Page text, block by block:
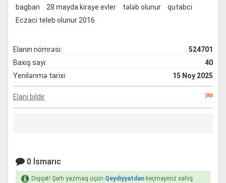
bagban
28 mayda kiraye evler tələb olunur
qutabci
Eczaci teleb olunur 2016
Elanın nömrəsi:
524701
Baxış sayı:
40
Yenilənmə tarixi:
15 Noy 2025
Elanı bildir
0 İsmarıc
Diqqət! Şərh yazmaq üçün Qeydiyyatdan keçməyiniz xahiş